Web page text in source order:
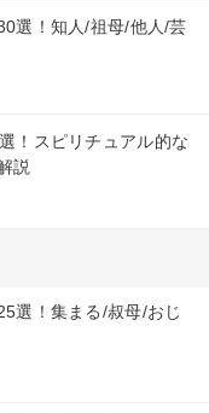
選！知人/祖母/他人/芸
！スピリチュアル的な
説
選！集まる/叔母/おじ